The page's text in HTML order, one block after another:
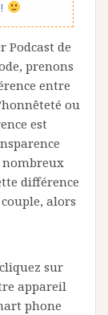
Podcast de
prenons
entre
ou
est
nombreux
différence
alors
sur
appareil
phone